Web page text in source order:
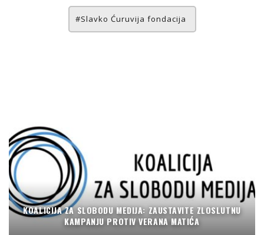
Slavko Ćuruvija fondacija
KOALICIJA ZA SLOBODU MEDIJA: ZAUSTAVITE ZLOSLUTNU
KAMPANJU PROTIV VERANA MATIĆA